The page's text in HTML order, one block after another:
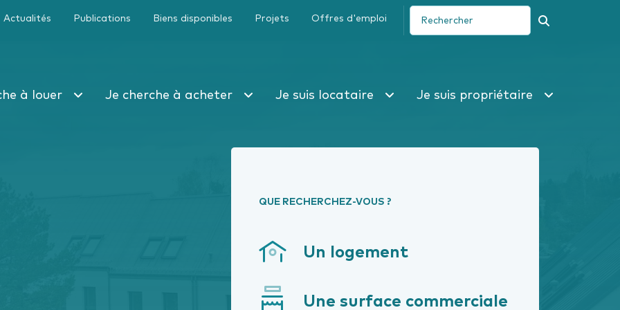
à louer Je cherche à acheter Je suis locataire Je suis propriétaire
Actualités Publications Biens disponibles Projets Offres d'emploi
QUE RECHERCHEZ-VOUS ?
Un logement
Une surface commerciale